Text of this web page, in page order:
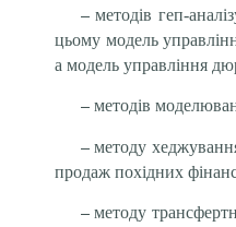
–методів геп-
цьому модель
а модель управління
– методів
–методу
продаж похідних
–методу